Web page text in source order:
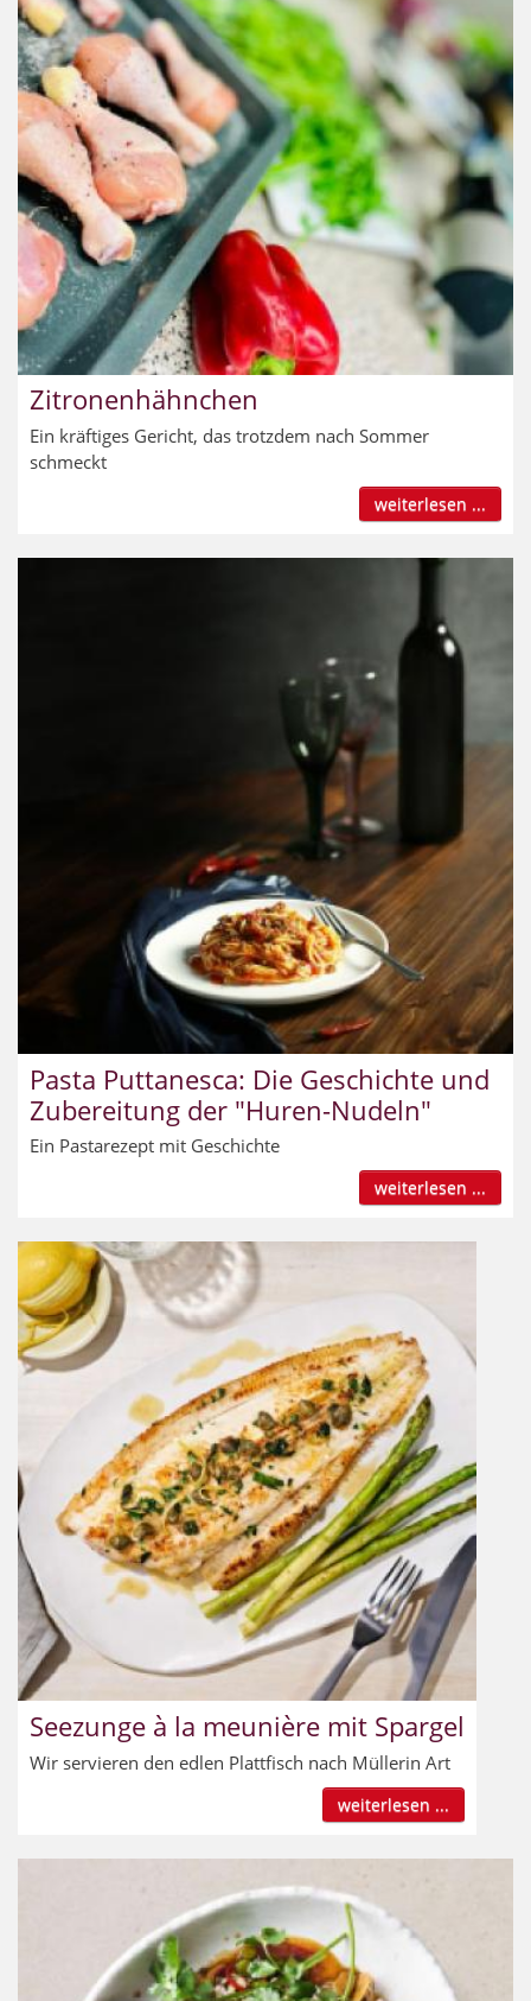
Zitronenhähnchen
Ein kräftiges Gericht, das trotzdem nach Sommer
schmeckt
weiterlesen ...
Pasta Puttanesca: Die Geschichte und
Zubereitung der "Huren-Nudeln"
Ein Pastarezept mit Geschichte
weiterlesen ...
Seezunge à la meunière mit Spargel
Wir servieren den edlen Plattfisch nach Müllerin Art
weiterlesen ...